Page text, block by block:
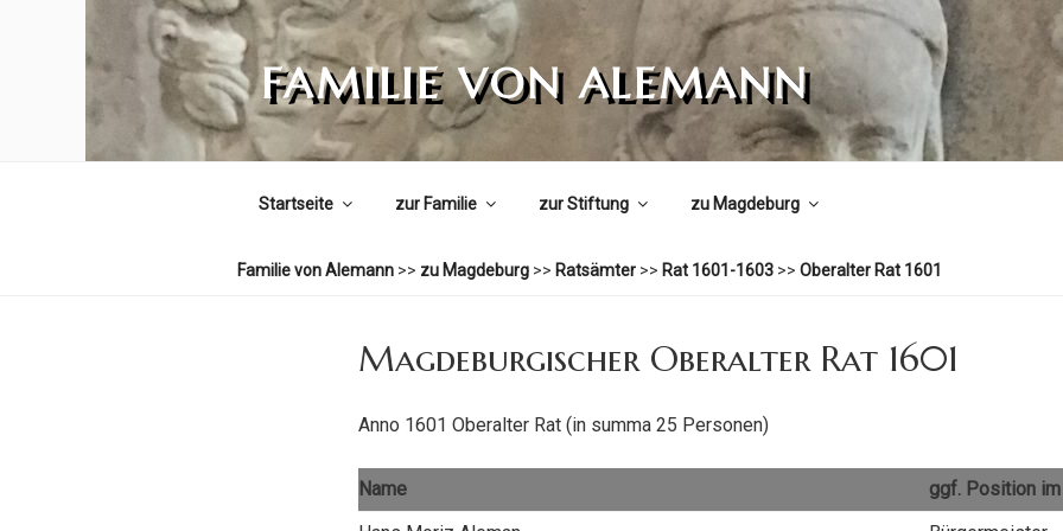
FAMILIE VON ALEMANN
Startseite zur Familie zur Stiftung zu Magdeburg
Familie von Alemann >> zu Magdeburg >> Ratsämter >> Rat 1601-1603 >> Oberalter Rat 1601
Magdeburgischer Oberalter Rat 1601
Anno 1601 Oberalter Rat (in summa 25 Personen)
Name
ggf. Position im